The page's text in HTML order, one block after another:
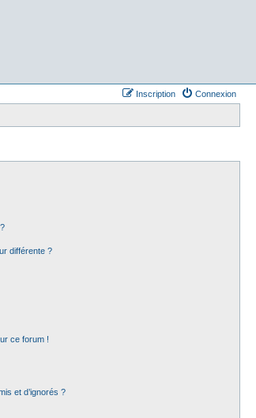
Connexion
Inscription
différente ?
ce forum !
et d’ignorés ?